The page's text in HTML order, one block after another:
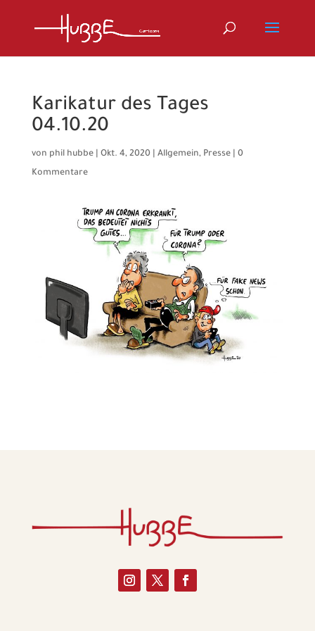
Karikatur des Tages
04.10.20
von phil hubbe| Okt. 4, 2020| Allgemein, Presse| 0
Kommentare